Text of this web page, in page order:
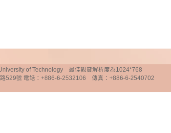
of Technology 最佳觀賞解析度為1024*768
529號 電話：+886-6-2532106 傳真：+886-6-2540702